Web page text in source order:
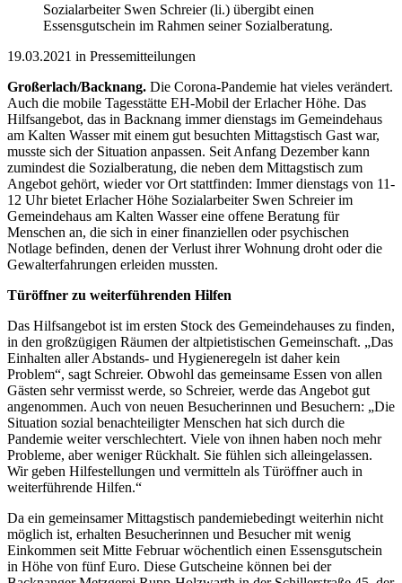
Sozialarbeiter Swen Schreier (li.) übergibt einen
Essensgutschein im Rahmen seiner Sozialberatung.
19.03.2021 in Pressemitteilungen
Großerlach/Backnang. Die Corona-Pandemie hat vieles verändert.
Auch die mobile Tagesstätte EH-Mobil der Erlacher Höhe. Das
Hilfsangebot, das in Backnang immer dienstags im Gemeindehaus
am Kalten Wasser mit einem gut besuchten Mittagstisch Gast war,
musste sich der Situation anpassen. Seit Anfang Dezember kann
zumindest die Sozialberatung, die neben dem Mittagstisch zum
Angebot gehört, wieder vor Ort stattfinden: Immer dienstags von 11-
12 Uhr bietet Erlacher Höhe Sozialarbeiter Swen Schreier im
Gemeindehaus am Kalten Wasser eine offene Beratung für
Menschen an, die sich in einer finanziellen oder psychischen
Notlage befinden, denen der Verlust ihrer Wohnung droht oder die
Gewalterfahrungen erleiden mussten.
Türöffner zu weiterführenden Hilfen
Das Hilfsangebot ist im ersten Stock des Gemeindehauses zu finden,
in den großzügigen Räumen der altpietistischen Gemeinschaft. „Das
Einhalten aller Abstands- und Hygieneregeln ist daher kein
Problem“, sagt Schreier. Obwohl das gemeinsame Essen von allen
Gästen sehr vermisst werde, so Schreier, werde das Angebot gut
angenommen. Auch von neuen Besucherinnen und Besuchern: „Die
Situation sozial benachteiligter Menschen hat sich durch die
Pandemie weiter verschlechtert. Viele von ihnen haben noch mehr
Probleme, aber weniger Rückhalt. Sie fühlen sich alleingelassen.
Wir geben Hilfestellungen und vermitteln als Türöffner auch in
weiterführende Hilfen.“
Da ein gemeinsamer Mittagstisch pandemiebedingt weiterhin nicht
möglich ist, erhalten Besucherinnen und Besucher mit wenig
Einkommen seit Mitte Februar wöchentlich einen Essensgutschein
in Höhe von fünf Euro. Diese Gutscheine können bei der